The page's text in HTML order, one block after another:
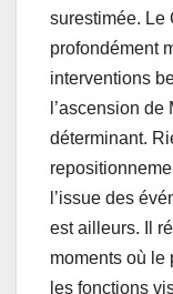
surestimée. Le
profondément
interventions
l’ascension
déterminant.
l’issue des
est ailleurs. Il
moments où le
les fonctions